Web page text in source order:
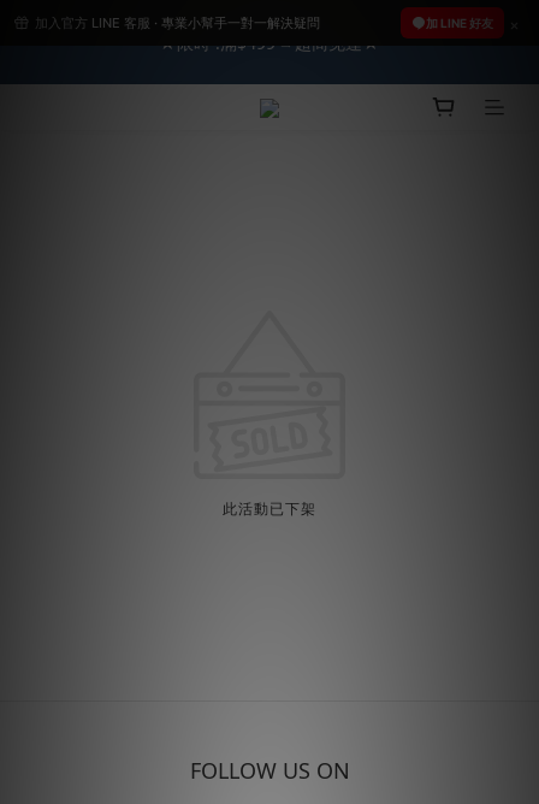
2026車友推薦新車鍍膜１００% 成功的秘訣，全靠這組😎　 ( 查
看鍍膜攻略✔ )
★限時 :滿$499 ➨超商免運★
2026車友推薦新車鍍膜１００% 成功的秘訣，全靠這組😎　 ( 查
此活動已下架
FOLLOW US ON
加入官方 LINE 客服 · 專業小幫手一對一解決疑問 加 LINE 好友